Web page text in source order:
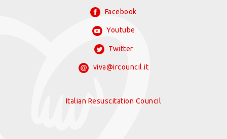
Facebook
Youtube
Twitter
viva@ircouncil.it
Italian Resuscitation Council